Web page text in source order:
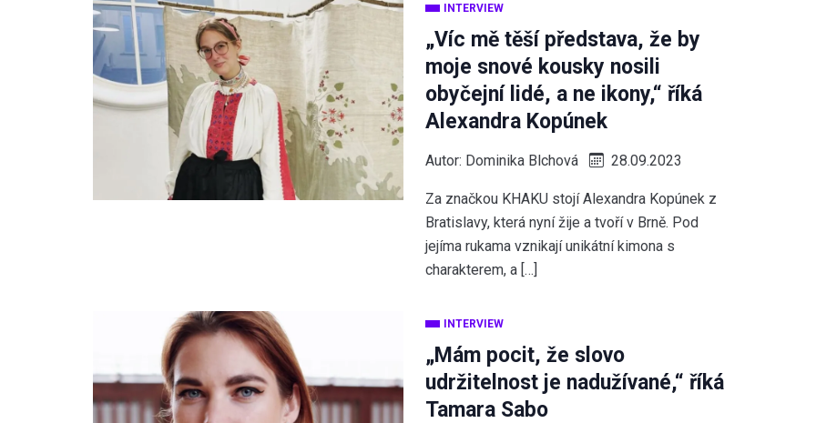
INTERVIEW
„Víc mě těší představa, že by
moje snové kousky nosili
obyčejní lidé, a ne ikony,“ říká
Alexandra Kopúnek
Autor: Dominika Blchová 28.09.2023
Za značkou KHAKU stojí Alexandra Kopúnek z
Bratislavy, která nyní žije a tvoří v Brně. Pod
jejíma rukama vznikají unikátní kimona s
charakterem, a […]
INTERVIEW
„Mám pocit, že slovo
udržitelnost je nadužívané,“ říká
Tamara Sabo